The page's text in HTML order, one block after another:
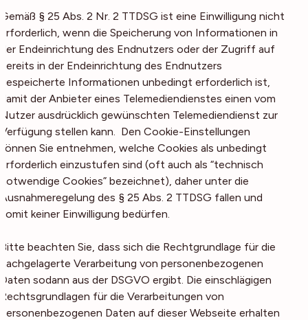
Gemäß § 25 Abs. 2 Nr. 2 TTDSG ist eine Einwilligung nicht
erforderlich, wenn die Speicherung von Informationen in
der Endeinrichtung des Endnutzers oder der Zugriff auf
bereits in der Endeinrichtung des Endnutzers
gespeicherte Informationen unbedingt erforderlich ist,
damit der Anbieter eines Telemediendienstes einen vom
Nutzer ausdrücklich gewünschten Telemediendienst zur
Verfügung stellen kann. Den Cookie-Einstellungen
können Sie entnehmen, welche Cookies als unbedingt
erforderlich einzustufen sind (oft auch als “technisch
notwendige Cookies” bezeichnet), daher unter die
Ausnahmeregelung des § 25 Abs. 2 TTDSG fallen und
somit keiner Einwilligung bedürfen.
Bitte beachten Sie, dass sich die Rechtgrundlage für die
nachgelagerte Verarbeitung von personenbezogenen
Daten sodann aus der DSGVO ergibt. Die einschlägigen
Rechtsgrundlagen für die Verarbeitungen von
personenbezogenen Daten auf dieser Webseite erhalten